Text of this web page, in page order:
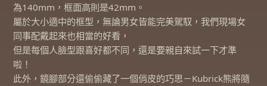
為140mm，框面高則是42mm。
屬於大小適中的框型，無論男女皆能完美駕馭，我們現場女
同事配戴起來也相當的好看，
但是每個人臉型跟喜好都不同，還是要親自來試一下才準
啦！
此外，鏡腳部分還偷偷藏了一個俏皮的巧思－Kubrick熊將隨